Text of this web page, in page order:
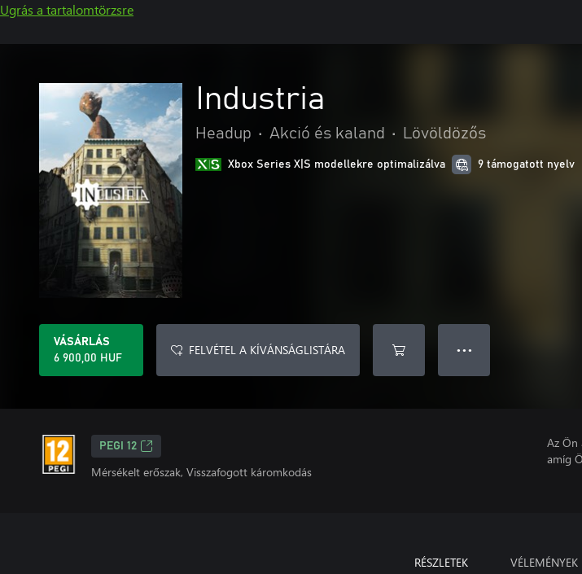
Ugrás a tartalomtörzsre
Industria
Headup • Akció és kaland • Lövöldözős
Xbox Series X|S modellekre optimalizálva 9 támogatott nyelv
VÁSÁRLÁS
6 900,00 HUF
FELVÉTEL A KÍVÁNSÁGLISTÁRA ● ● ●
PEGI 12
Mérsékelt erőszak, Visszafogott káromkodás
Az Ön
amíg
RÉSZLETEK VÉLEMÉNYEK